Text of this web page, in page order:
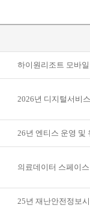
하이원리조트 모바
2026년 디지털서비
26년 엔티스 운영 및
의료데이터 스페이
25년 재난안전정보